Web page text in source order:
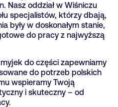
Nasz oddział w Wiśniczu
specjalistów, którzy dbają,
były w doskonałym stanie,
do pracy z najwyższą
do części zapewniamy
do potrzeb polskich
wspieramy Twoją
i skuteczny – od